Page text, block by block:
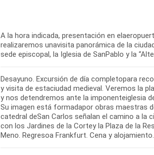
A la hora indicada, presentación en
realizaremos unavisita panorámica de la
sede episcopal, la Iglesia de SanPablo y la
Desayuno. Excursión de día completopara
y visita de estaciudad medieval. Veremos la
y nos detendremos ante la imponenteiglesia
Su imagen está formadapor obras maestras
catedral deSan Carlos señalan el camino a la
con los Jardines de la Cortey la Plaza de la
Meno. Regresoa Frankfurt. Cena y alojamiento.